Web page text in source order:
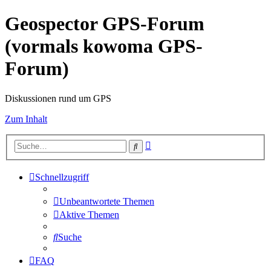
Geospector GPS-Forum
(vormals kowoma GPS-
Forum)
Diskussionen rund um GPS
Zum Inhalt
Suche
Schnellzugriff
Unbeantwortete Themen
Aktive Themen
Suche
FAQ